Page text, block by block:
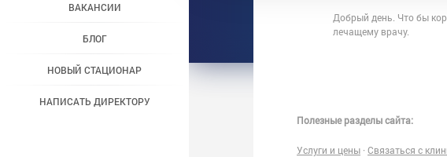
ВАКАНСИИ
БЛОГ
НОВЫЙ СТАЦИОНАР
НАПИСАТЬ ДИРЕКТОРУ
Добрый день. Что бы
лечащему врачу.
Полезные разделы сайта:
Услуги и цены · Связаться с